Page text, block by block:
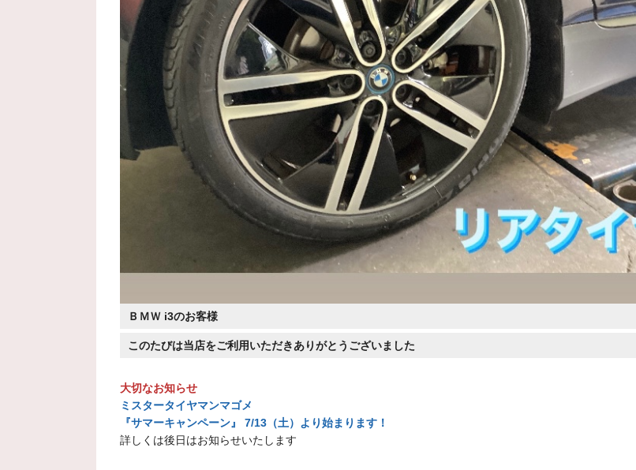
ＢＭＷ i3のお客様
このたびは当店をご利用いただきありがとうございました
大切なお知らせ
ミスタータイヤマンマゴメ
『サマーキャンペーン』 7/13（土）より始まります！
詳しくは後日はお知らせいたします